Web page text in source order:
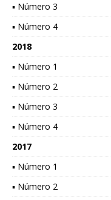
▪ Número 3
▪ Número 4
2018
▪ Número 1
▪ Número 2
▪ Número 3
▪ Número 4
2017
▪ Número 1
▪ Número 2